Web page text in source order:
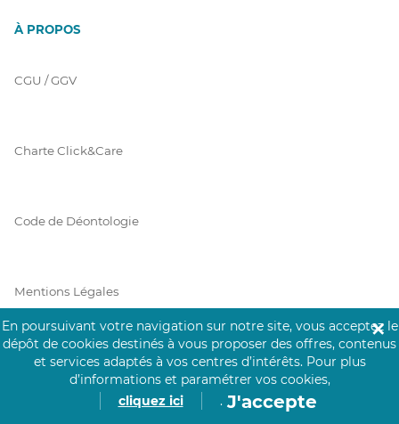
À PROPOS
CGU / GGV
Charte Click&Care
Code de Déontologie
Mentions Légales
Prérequis Click&Care
En poursuivant votre navigation sur notre site, vous acceptez le
dépôt de cookies destinés à vous proposer des offres, contenus
et services adaptés à vos centres d’intérêts. Pour plus
d’informations et paramétrer vos cookies,
cliquez ici
. J'accepte
✕